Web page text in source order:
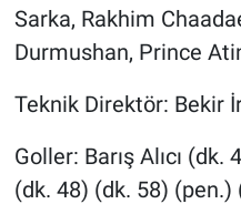
Sarka, Rakhim
Durmushan, Prince
Teknik Direktör: Bekir
Goller: Barış Alıcı
(dk. 48) (dk. 58) (pen.)